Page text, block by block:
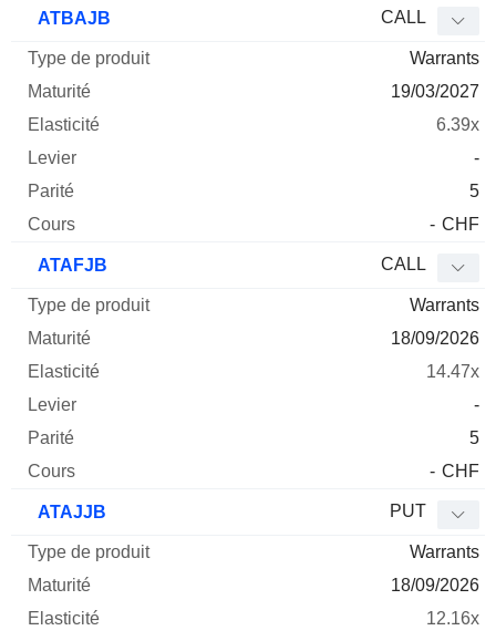
ATBAJB CALL
Warrants
19/03/2027
6.39x
-
5
- CHF
ATAFJB CALL
Warrants
18/09/2026
14.47x
-
5
- CHF
ATAJJB PUT
Warrants
18/09/2026
12.16x